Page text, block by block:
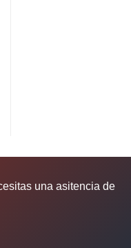
una asitencia de